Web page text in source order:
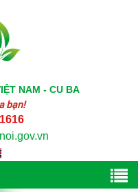
NAM - CU BA
bạn!